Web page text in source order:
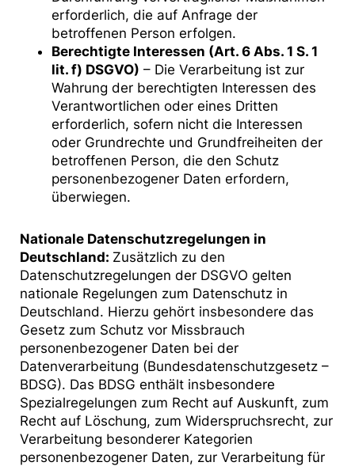
erforderlich, die auf Anfrage der
betroffenen Person erfolgen.
Berechtigte Interessen (Art. 6 Abs. 1 S. 1
lit. f) DSGVO) – Die Verarbeitung ist zur
Wahrung der berechtigten Interessen des
Verantwortlichen oder eines Dritten
erforderlich, sofern nicht die Interessen
oder Grundrechte und Grundfreiheiten der
betroffenen Person, die den Schutz
personenbezogener Daten erfordern,
überwiegen.
Nationale Datenschutzregelungen in
Deutschland: Zusätzlich zu den
Datenschutzregelungen der DSGVO gelten
nationale Regelungen zum Datenschutz in
Deutschland. Hierzu gehört insbesondere das
Gesetz zum Schutz vor Missbrauch
personenbezogener Daten bei der
Datenverarbeitung (Bundesdatenschutzgesetz –
BDSG). Das BDSG enthält insbesondere
Spezialregelungen zum Recht auf Auskunft, zum
Recht auf Löschung, zum Widerspruchsrecht, zur
Verarbeitung besonderer Kategorien
personenbezogener Daten, zur Verarbeitung für